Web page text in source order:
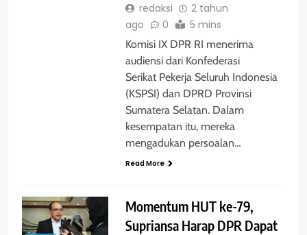
redaksi
2 tahun
ago
0 5 mins
Komisi IX DPR RI menerima
audiensi dari Konfederasi
Serikat Pekerja Seluruh Indonesia
(KSPSI) dan DPRD Provinsi
Sumatera Selatan. Dalam
kesempatan itu, mereka
mengadukan persoalan…
Read More
Momentum HUT ke-79,
Supriansa Harap DPR Dapat